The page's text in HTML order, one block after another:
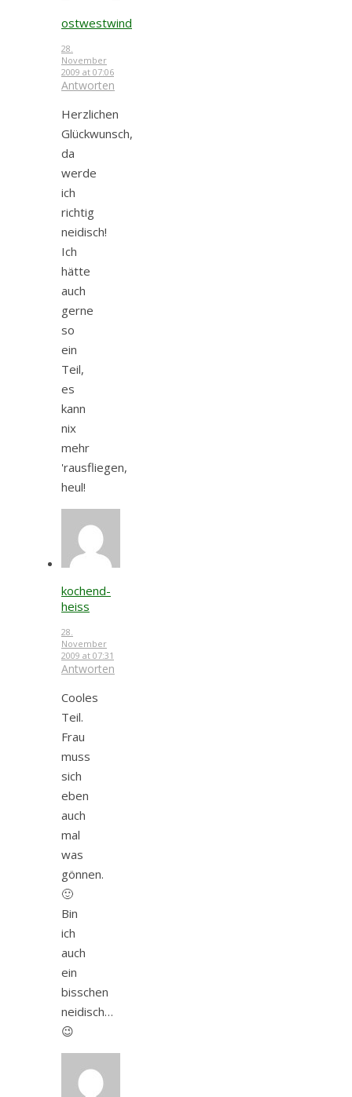
ostwestwind
28.
November
2009 at 07:06
Antworten
Herzlichen
Glückwunsch,
da
werde
ich
richtig
neidisch!
Ich
hätte
auch
gerne
so
ein
Teil,
es
kann
nix
mehr
'rausfliegen,
heul!
kochend-
heiss
28.
November
2009 at 07:31
Antworten
Cooles
Teil.
Frau
muss
sich
eben
auch
mal
was
gönnen.
🙂
Bin
ich
auch
ein
bisschen
neidisch…
😉